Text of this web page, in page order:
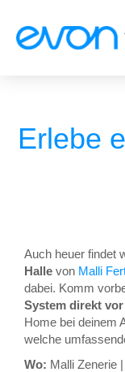
Erlebe
Auch heuer findet
Halle von Malli
dabei. Komm
System direkt
Home bei deinem
welche
Wo: Malli Zenerie